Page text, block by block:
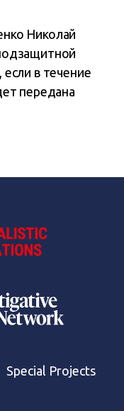
Николай
в течение
передана
Special Projects